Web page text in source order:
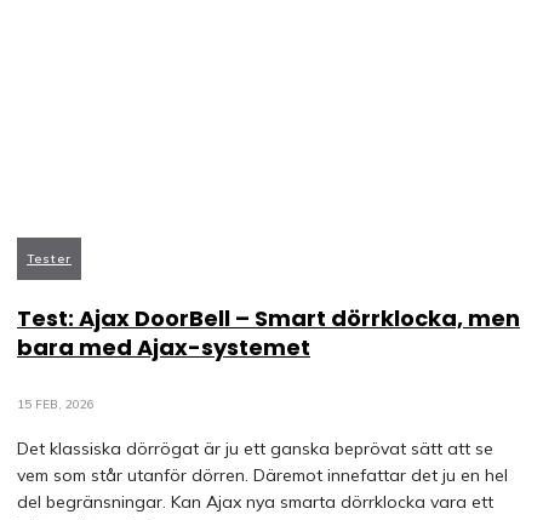
Tester
Test: Ajax DoorBell – Smart dörrklocka, men
bara med Ajax-systemet
15 FEB, 2026
Det klassiska dörrögat är ju ett ganska beprövat sätt att se
vem som står utanför dörren. Däremot innefattar det ju en hel
del begränsningar. Kan Ajax nya smarta dörrklocka vara ett